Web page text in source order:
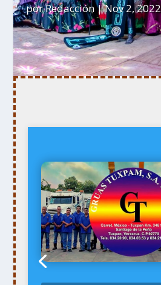
porRedacción|Nov 2, 2022